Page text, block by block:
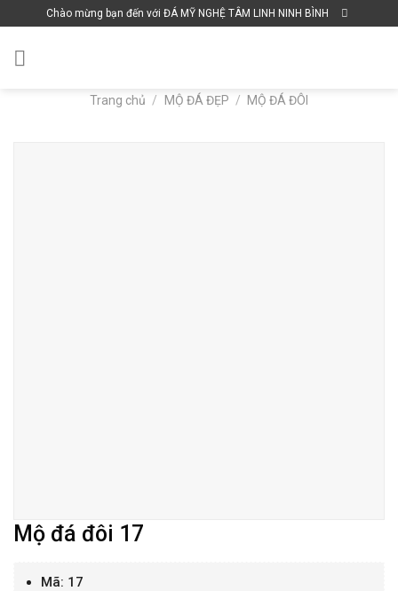
to
content
Chào mừng bạn đến với ĐÁ MỸ NGHỆ TÂM LINH NINH BÌNH
Trang chủ / MỘ ĐÁ ĐẸP / MỘ ĐÁ ĐÔI
Mộ đá đôi 17
Mã: 17